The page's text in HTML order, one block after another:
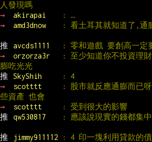
人發現嗎
→
akirapai
: …
→
amd3dnow : 看土耳其就知道了,通
推 avcds1111
: 零和遊戲 要創高一定
→
orzorza3r
: 至少知道你不投資理
膨吃光光
推
SkyShih
: 4
→
scotttt
: 股市就反應通膨而已
些資產 也會
→
scotttt
: 受到很大的影響
推
qw530817 : 應該說現實的錢都集
推 jimmy911112
: 4 印一塊利用貸款的